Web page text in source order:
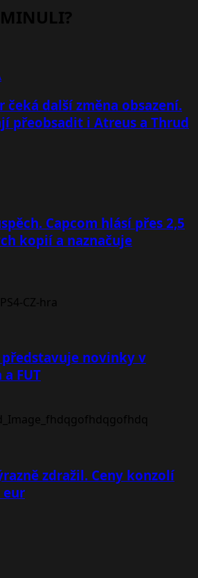
čeká další změna obsazení.
přeobsadit i Atreus a Thrud
Capcom hlásí přes 2,5
kopií a naznačuje
představuje novinky v
FUT
zdražil. Ceny konzolí
eur